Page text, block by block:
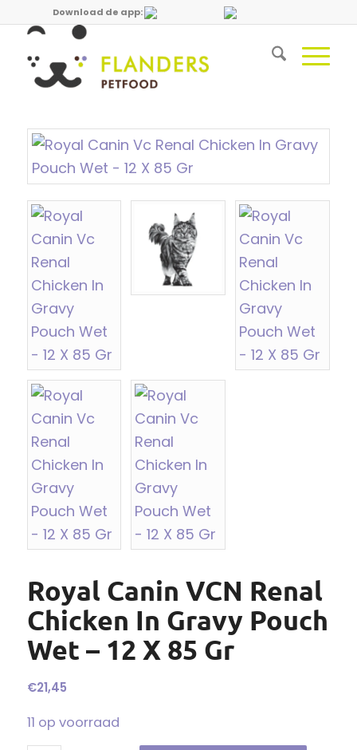
Download de app:
Royal Canin VCN Renal
Chicken In Gravy Pouch
Wet – 12 X 85 Gr
€21,45
11 op voorraad